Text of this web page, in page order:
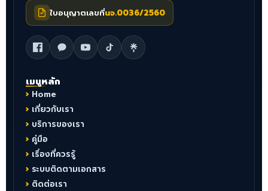
ใบอนุญาตเลขที่นจ.0036/2560
เมนูหลัก
Home
เกี่ยวกับเรา
บริการของเรา
คู่มือ
เรื่องที่ควรรู้
ระบบติดตามเอกสาร
ติดต่อเรา